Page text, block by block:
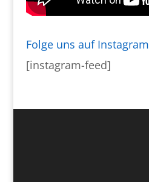
Folge uns auf Instagram
[instagram-feed]